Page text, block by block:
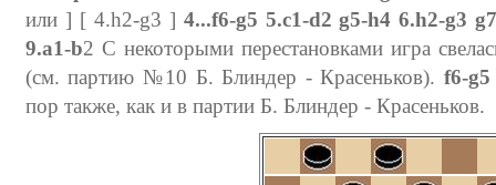
или ] [ 4.h2-g3 ] 4...f6-g5 5.c1-d2 g5-h4 6.h2-g3
9.a1-b2 С некоторыми перестановками игра
(см. партию №10 Б. Блиндер - Красеньков). f6-
пор также, как и в партии Б. Блиндер - Красеньков.